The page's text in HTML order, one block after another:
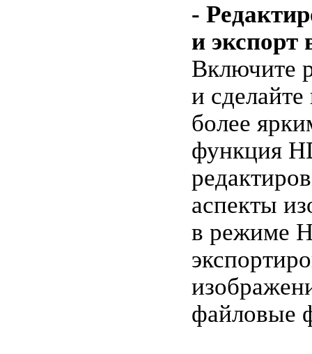
-
и экспорт
Включите
и
более
функция
аспекты
в режиме
файловые